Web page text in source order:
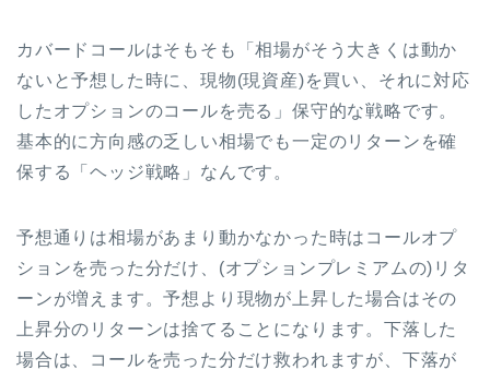
カバードコールはそもそも「相場がそう大きくは動か
ないと予想した時に、現物(現資産)を買い、それに対応
したオプションのコールを売る」保守的な戦略です。
基本的に方向感の乏しい相場でも一定のリターンを確
保する「ヘッジ戦略」なんです。
予想通りは相場があまり動かなかった時はコールオプ
ションを売った分だけ、(オプションプレミアムの)リタ
ーンが増えます。予想より現物が上昇した場合はその
上昇分のリターンは捨てることになります。下落した
場合は、コールを売った分だけ救われますが、下落が